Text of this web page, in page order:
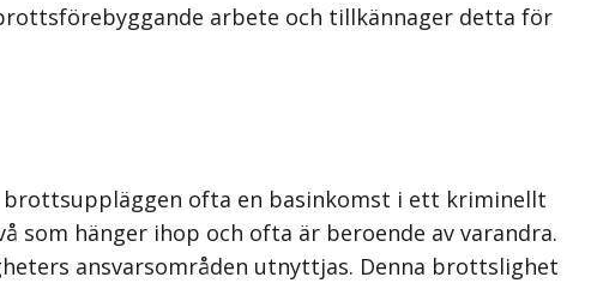
arbete och tillkännager detta för
ofta en basinkomst i ett kriminellt
som hänger ihop och ofta är beroende av varandra.
ansvarsområden utnyttjas. Denna brottslighet